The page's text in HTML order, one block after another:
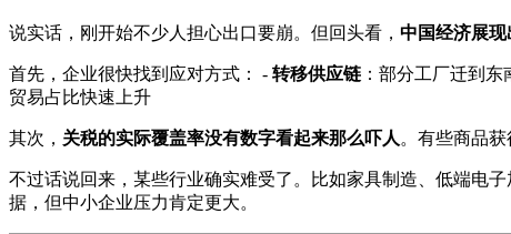
说实话，刚开始不少人担心出口要崩。但回头看， 中国经济展
首先，企业很快找到应对方式： - 转移供应链 ：部分工厂迁到
贸易占比快速上升
其次， 关税的实际覆盖率没有数字看起来那么吓人 。有些商品
不过话说回来，某些行业确实难受了。比如家具制造、低端电
据，但中小企业压力肯定更大。